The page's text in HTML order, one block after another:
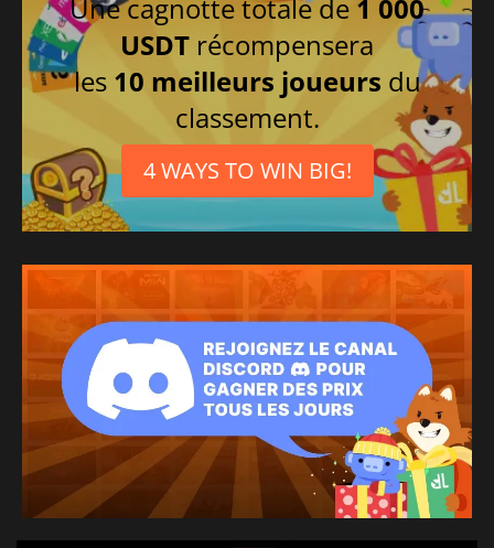
Une cagnotte totale de 1 000
USDT récompensera
les 10 meilleurs joueurs du
classement.
4 WAYS TO WIN BIG!